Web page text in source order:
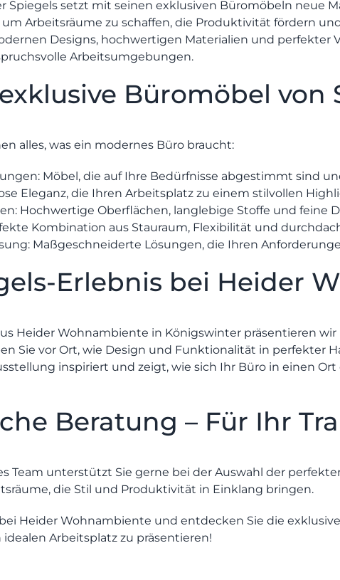
HERSTELLER
MÖBEL
Spiegels setzt mit seinen exklusiven Büromöbeln neue
um Arbeitsräume zu schaffen, die Produktivität fördern
Designs, hochwertigen Materialien und perfekter
Arbeitsumgebungen.
Büromöbel von
alles, was ein modernes Büro braucht:
Möbel, die auf Ihre Bedürfnisse abgestimmt sind
Eleganz, die Ihren Arbeitsplatz zu einem stilvollen
Hochwertige Oberflächen, langlebige Stoffe und feine
Kombination aus Stauraum, Flexibilität und
Maßgeschneiderte Lösungen, die Ihren
Erlebnis bei Heider
Heider Wohnambiente in Königswinter präsentieren
Sie vor Ort, wie Design und Funktionalität in perfekter
inspiriert und zeigt, wie sich Ihr Büro in einen
Beratung – Für Ihr
Team unterstützt Sie gerne bei der Auswahl der
die Stil und Produktivität in Einklang bringen.
Heider Wohnambiente und entdecken Sie die
idealen Arbeitsplatz zu präsentieren!
Senden